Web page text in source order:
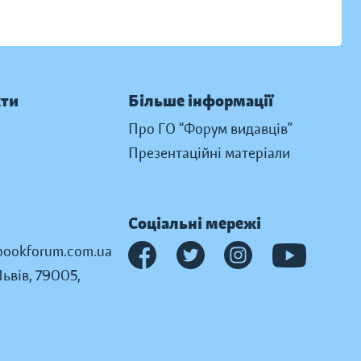
Більше інформації
Про ГО “Форум видавців”
Презентаційні матеріали
79005,
Соціальні мережі